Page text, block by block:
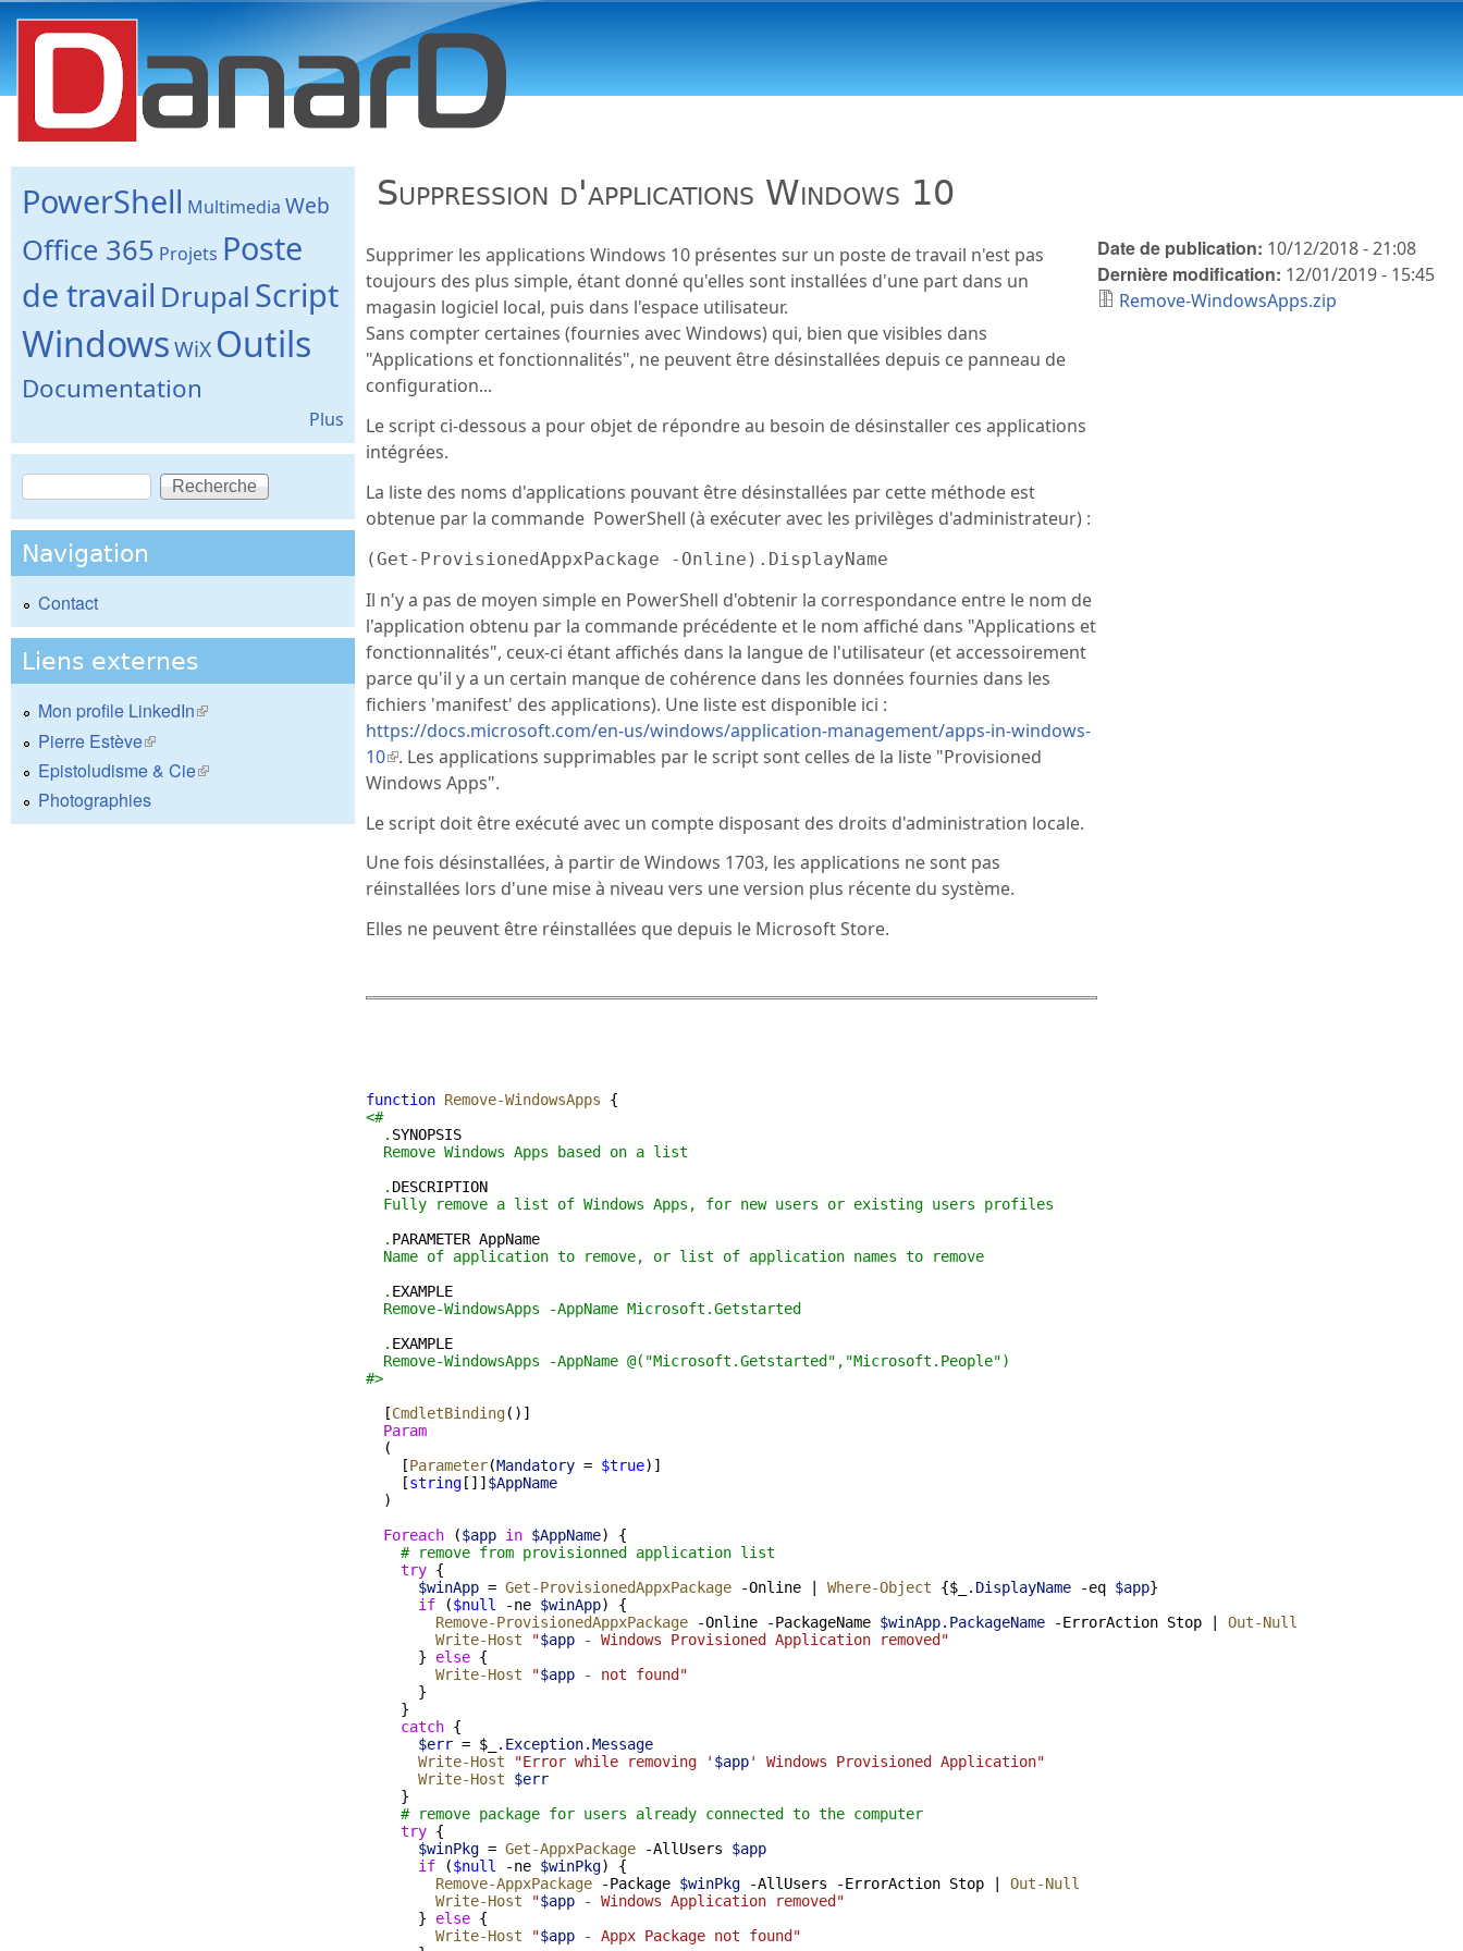
danard.net
Suppression d'applications Windows 10
Supprimer les applications Windows 10 présentes sur un poste de travail n'est pas
toujours des plus simple, étant donné qu'elles sont installées d'une part dans un
magasin logiciel local, puis dans l'espace utilisateur.
Sans compter certaines (fournies avec Windows) qui, bien que visibles dans
"Applications et fonctionnalités", ne peuvent être désinstallées depuis ce panneau de
configuration...
Le script ci-dessous a pour objet de répondre au besoin de désinstaller ces applications
intégrées.
La liste des noms d'applications pouvant être désinstallées par cette méthode est
obtenue par la commande PowerShell (à exécuter avec les privilèges d'administrateur) :
(Get-ProvisionedAppxPackage -Online).DisplayName
Il n'y a pas de moyen simple en PowerShell d'obtenir la correspondance entre le nom de
l'application obtenu par la commande précédente et le nom affiché dans "Applications et
fonctionnalités", ceux-ci étant affichés dans la langue de l'utilisateur (et accessoirement
parce qu'il y a un certain manque de cohérence dans les données fournies dans les
fichiers 'manifest' des applications). Une liste est disponible ici :
https://docs.microsoft.com/en-us/windows/application-management/apps-in-windows-
10(le lien est externe)
. Les applications supprimables par le script sont celles de la liste "Provisioned
Windows Apps".
Le script doit être exécuté avec un compte disposant des droits d'administration locale.
Une fois désinstallées, à partir de Windows 1703, les applications ne sont pas
réinstallées lors d'une mise à niveau vers une version plus récente du système.
Elles ne peuvent être réinstallées que depuis le Microsoft Store.
function Remove-WindowsApps {
<#
  .
SYNOPSIS
  Remove Windows Apps based on a list
  .
DESCRIPTION
  Fully remove a list of Windows Apps, for new users or existing users profiles
  .
PARAMETER AppName
  Name of application to remove, or list of application names to remove
  .
EXAMPLE
  Remove-WindowsApps -AppName Microsoft.Getstarted
  .
EXAMPLE
  Remove-WindowsApps -AppName @("Microsoft.Getstarted","Microsoft.People")
#>
  [
CmdletBinding()]
  Param
  (
    [
Parameter(Mandatory = $true)]
    [
string []] $AppName
  )
  Foreach
($app in $AppName) {
    # remove from provisionned application list
    try
{
      $winApp
= Get-ProvisionedAppxPackage -Online Where-Object {$_ .DisplayName -eq $app}
      if
($null -ne $winApp) {
        Remove-ProvisionedAppxPackage
-Online -PackageName $winApp.PackageName -ErrorAction Stop
Out-Null
        Write-Host
"$app - Windows Provisioned Application removed"
      }
else {
        Write-Host
"$app - not found"
      }
    }
    catch
{
      $err
= $_
.Exception.Message
      Write-Host
"Error while removing ' $app' Windows Provisioned Application"
      Write-Host
$err
    }
    # remove package for users already connected to the computer
    try
{
      $winPkg
= Get-AppxPackage -AllUsers $app
      if
($null -ne $winPkg) {
        Remove-AppxPackage
-Package $winPkg -AllUsers -ErrorAction Stop
Out-Null
        Write-Host
"$app - Windows Application removed"
      }
else {
        Write-Host
"$app - Appx Package not found"
Date de publication: 10/12/2018 - 21:08
Dernière modification: 12/01/2019 - 15:45
Remove-WindowsApps.zip
PowerShell Multimedia Web
Office 365 Projets Poste
de travail Drupal Script
WindowsWiX Outils
Documentation
Plus
Formulaire de recherche
Recherche
Navigation
Contact
Liens externes
Mon profile LinkedIn(le lien est externe)
Pierre Estève(le lien est externe)
Epistoludisme & Cie(le lien est externe)
Photographies